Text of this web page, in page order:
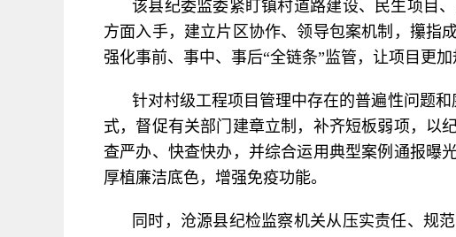
该县纪委监委紧盯镇村道路建设、民生项目
方面入手，建立片区协作、领导包案机制，攥指
强化事前、事中、事后“全链条”监管，让项目更加
针对村级工程项目管理中存在的普遍性问题
式，督促有关部门建章立制，补齐短板弱项，以
查严办、快查快办，并综合运用典型案例通报曝
厚植廉洁底色，增强免疫功能。
同时，沧源县纪检监察机关从压实责任、规